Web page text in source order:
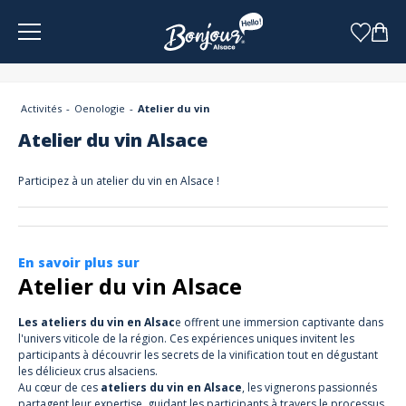
Activités Oenologie Atelier du vin
Atelier du vin Alsace
Participez à un atelier du vin en Alsace !
En savoir plus sur
Atelier du vin Alsace
Les ateliers du vin en Alsace offrent une immersion captivante dans
l'univers viticole de la région. Ces expériences uniques invitent les
participants à découvrir les secrets de la vinification tout en dégustant
les délicieux crus alsaciens.
Au cœur de ces ateliers du vin en Alsace, les vignerons passionnés